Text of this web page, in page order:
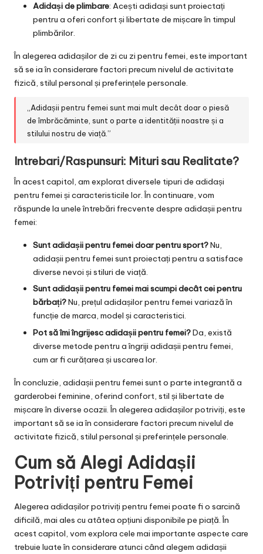
Adidași de plimbare: Acești adidași sunt proiectați
pentru a oferi confort și libertate de mișcare în timpul
plimbărilor.
În alegerea adidașilor de zi cu zi pentru femei, este important
să se ia în considerare factori precum nivelul de activitate
fizică, stilul personal și preferințele personale.
„Adidașii pentru femei sunt mai mult decât doar o piesă
de îmbrăcăminte, sunt o parte a identității noastre și a
stilului nostru de viață.”
Intrebari/Raspunsuri: Mituri sau Realitate?
În acest capitol, am explorat diversele tipuri de adidași
pentru femei și caracteristicile lor. În continuare, vom
răspunde la unele întrebări frecvente despre adidașii pentru
femei:
Sunt adidașii pentru femei doar pentru sport?Nu,
adidașii pentru femei sunt proiectați pentru a satisface
diverse nevoi și stiluri de viață.
Sunt adidașii pentru femei mai scumpi decât cei pentru
bărbați?Nu, prețul adidașilor pentru femei variază în
funcție de marca, model și caracteristici.
Pot să îmi îngrijesc adidașii pentru femei?Da, există
diverse metode pentru a îngriji adidașii pentru femei,
cum ar fi curățarea și uscarea lor.
În concluzie, adidașii pentru femei sunt o parte integrantă a
garderobei feminine, oferind confort, stil și libertate de
mișcare în diverse ocazii. În alegerea adidașilor potriviți, este
important să se ia în considerare factori precum nivelul de
activitate fizică, stilul personal și preferințele personale.
Cum să Alegi Adidașii
Potriviți pentru Femei
Alegerea adidașilor potriviți pentru femei poate fi o sarcină
dificilă, mai ales cu atâtea opțiuni disponibile pe piață. În
acest capitol, vom explora cele mai importante aspecte care
trebuie luate în considerare atunci când alegem adidașii